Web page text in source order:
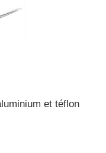
et téflon